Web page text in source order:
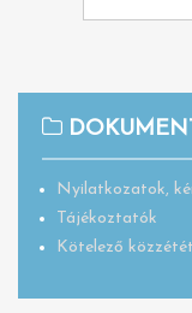
Nyilatkozatok,
Tájékoztatók
Kötelező